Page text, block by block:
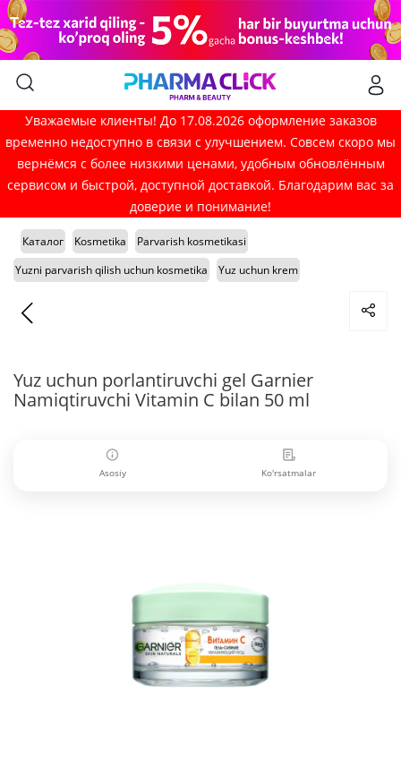
Уважаемые клиенты! До 17.08.2026 оформление заказов
временно недоступно в связи с улучшением. Совсем скоро мы
вернёмся с более низкими ценами, удобным обновлённым
сервисом и быстрой, доступной доставкой. Благодарим вас за
доверие и понимание!
Каталог Kosmetika
Parvarish kosmetikasi
Yuzni parvarish qilish uchun kosmetika
Yuz uchun krem
Yuz uchun porlantiruvchi gel Garnier
Namiqtiruvchi Vitamin C bilan 50 ml
Asosiy Ko'rsatmalar